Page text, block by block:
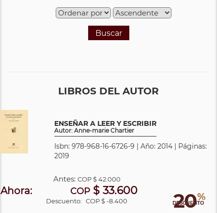
Buscar
LIBROS DEL AUTOR
ENSEÑAR A LEER Y ESCRIBIR
Autor: Anne-marie Chartier
Isbn: 978-968-16-6726-9 | Año: 2014 | Páginas:
2019
20%
DESCUENTO
Antes: COP$ 42.000
Ahora: COP$ 33.600
Descuento: COP $ -8.400